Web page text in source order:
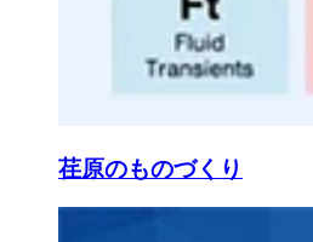
荏原のものづくり